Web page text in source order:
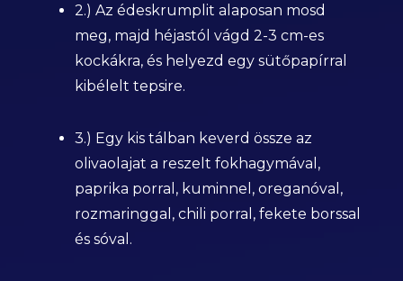
2.) Az édeskrumplit alaposan mosd
meg, majd héjastól vágd 2-3 cm-es
kockákra, és helyezd egy sütőpapírral
kibélelt tepsire.
3.) Egy kis tálban keverd össze az
olivaolajat a reszelt fokhagymával,
paprika porral, kuminnel, oreganóval,
rozmaringgal, chili porral, fekete borssal
és sóval.